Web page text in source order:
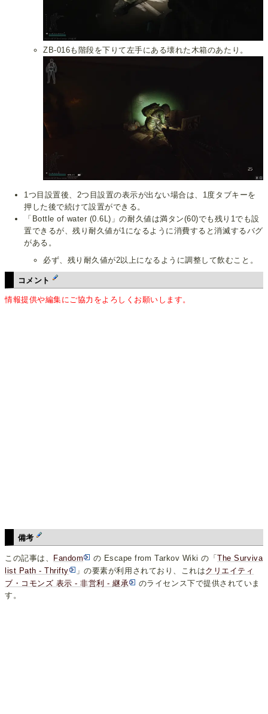
ZB-016も階段を下りて左手にある壊れた木箱のあたり。
1つ目設置後、2つ目設置の表示が出ない場合は、1度タブキーを
押した後で続けて設置ができる。
「Bottle of water (0.6L)」の耐久値は満タン(60)でも残り1でも設
置できるが、残り耐久値が1になるように消費すると消滅するバグ
がある。
必ず、残り耐久値が2以上になるように調整して飲むこと。
コメント
情報提供や編集にご協力をよろしくお願いします。
備考
この記事は、 Fandom の Escape from Tarkov Wiki の「The Surviva
list Path - Thrifty
」の要素が利用されており、これはクリエイティ
ブ・コモンズ 表示 - 非営利 - 継承
のライセンス下で提供されていま
す。